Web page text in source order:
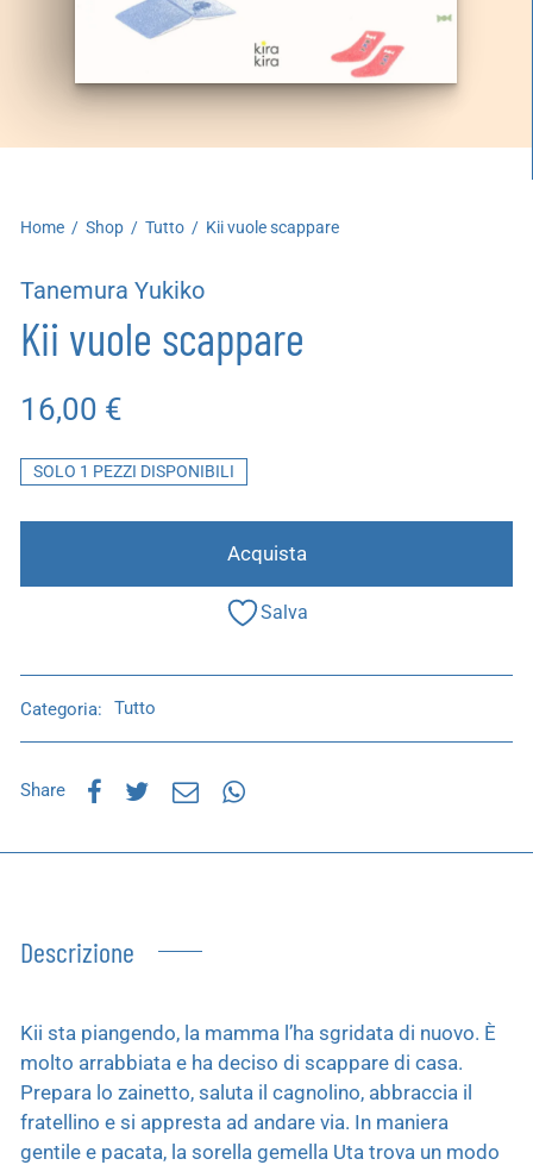
Home / Shop / Tutto / Kii vuole scappare
Tanemura Yukiko
Kii vuole scappare
16,00 €
SOLO 1 PEZZI DISPONIBILI
Acquista
Salva
Categoria: Tutto
Share
Descrizione
Kii sta piangendo, la mamma l’ha sgridata di nuovo. È
molto arrabbiata e ha deciso di scappare di casa.
Prepara lo zainetto, saluta il cagnolino, abbraccia il
fratellino e si appresta ad andare via. In maniera
gentile e pacata, la sorella gemella Uta trova un modo